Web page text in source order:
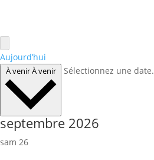
Aujourd’hui
À venirÀ venir Sélectionnez une date.
septembre 2026
sam 26